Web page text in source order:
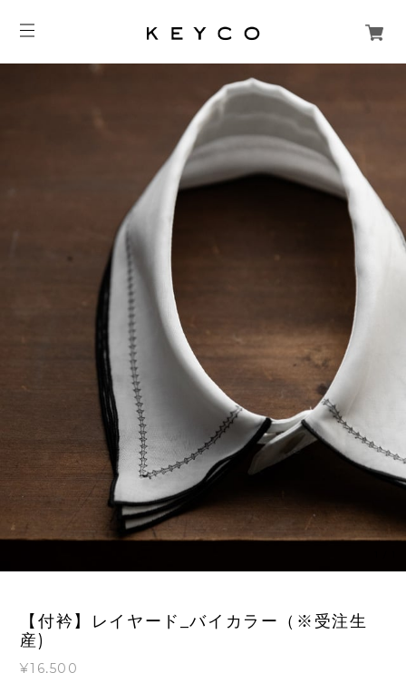
【付衿】レイヤード_バイカラー（※受注生
産)
¥16,500